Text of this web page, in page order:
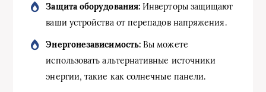
Защита оборудования: Инверторы защищают
ваши устройства от перепадов напряжения.
Энергонезависимость: Вы можете
использовать альтернативные источники
энергии, такие как солнечные панели.